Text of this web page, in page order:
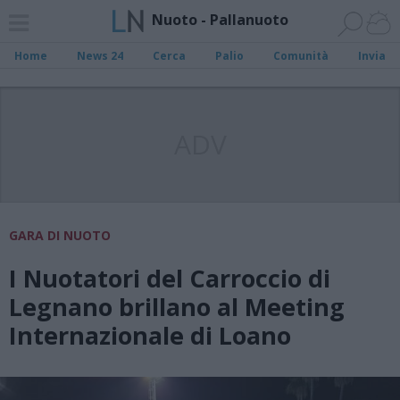
Nuoto - Pallanuoto
Home News 24 Cerca Palio Comunità Invia
GARA DI NUOTO
I Nuotatori del Carroccio di
Legnano brillano al Meeting
Internazionale di Loano